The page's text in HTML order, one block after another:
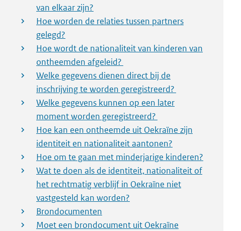
van elkaar zijn?
Hoe worden de relaties tussen partners
gelegd?
Hoe wordt de nationaliteit van kinderen van
ontheemden afgeleid?
Welke gegevens dienen direct bij de
inschrijving te worden geregistreerd?
Welke gegevens kunnen op een later
moment worden geregistreerd?
Hoe kan een ontheemde uit Oekraïne zijn
identiteit en nationaliteit aantonen?
Hoe om te gaan met minderjarige kinderen?
Wat te doen als de identiteit, nationaliteit of
het rechtmatig verblijf in Oekraïne niet
vastgesteld kan worden?
Brondocumenten
Moet een brondocument uit Oekraïne